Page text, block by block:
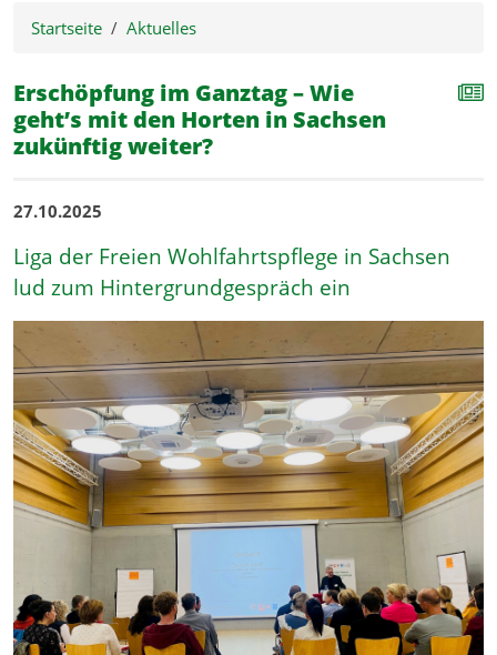
Startseite Aktuelles
Erschöpfung im Ganztag – Wie
geht’s mit den Horten in Sachsen
zukünftig weiter?
27.10.2025
Liga der Freien Wohlfahrtspflege in Sachsen
lud zum Hintergrundgespräch ein